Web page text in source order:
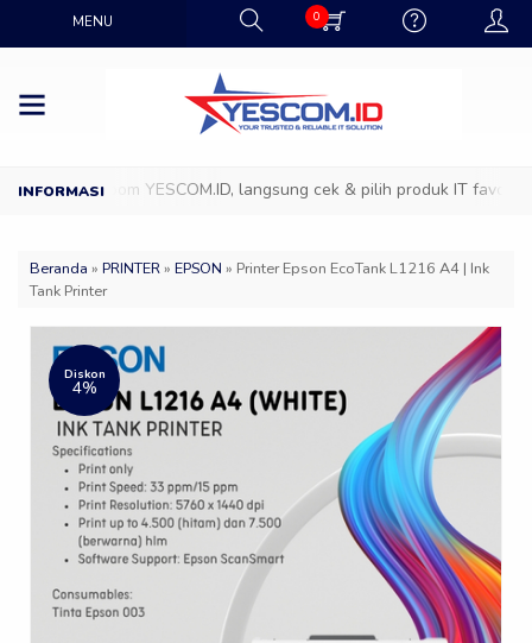
MENU 0
ke Showroom YESCOM.ID, langsung cek & pilih produk IT favoritmu
Beranda » PRINTER» EPSON » Printer Epson EcoTank L1216 A4 | Ink
Tank Printer
Diskon
4%